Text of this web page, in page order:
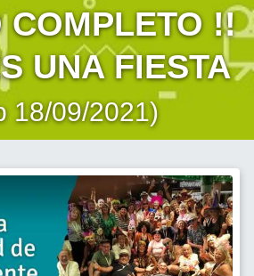
COMPLETO !!
UNA FIESTA
18/09/2021)